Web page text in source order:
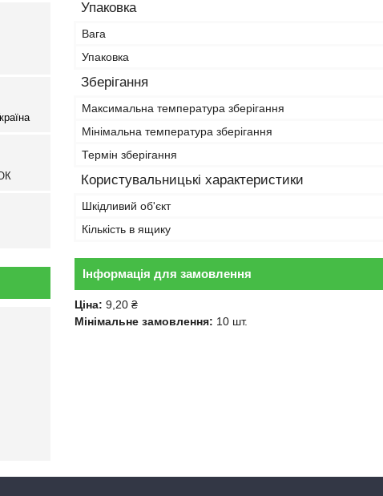
Упаковка
Вага
Упаковка
Зберігання
Максимальна температура зберігання
Мінімальна температура зберігання
Термін зберігання
Користувальницькі характеристики
Шкідливий об'єкт
Кількість в ящику
Інформація для замовлення
Ціна: 9,20 ₴
Мінімальне замовлення: 10 шт.